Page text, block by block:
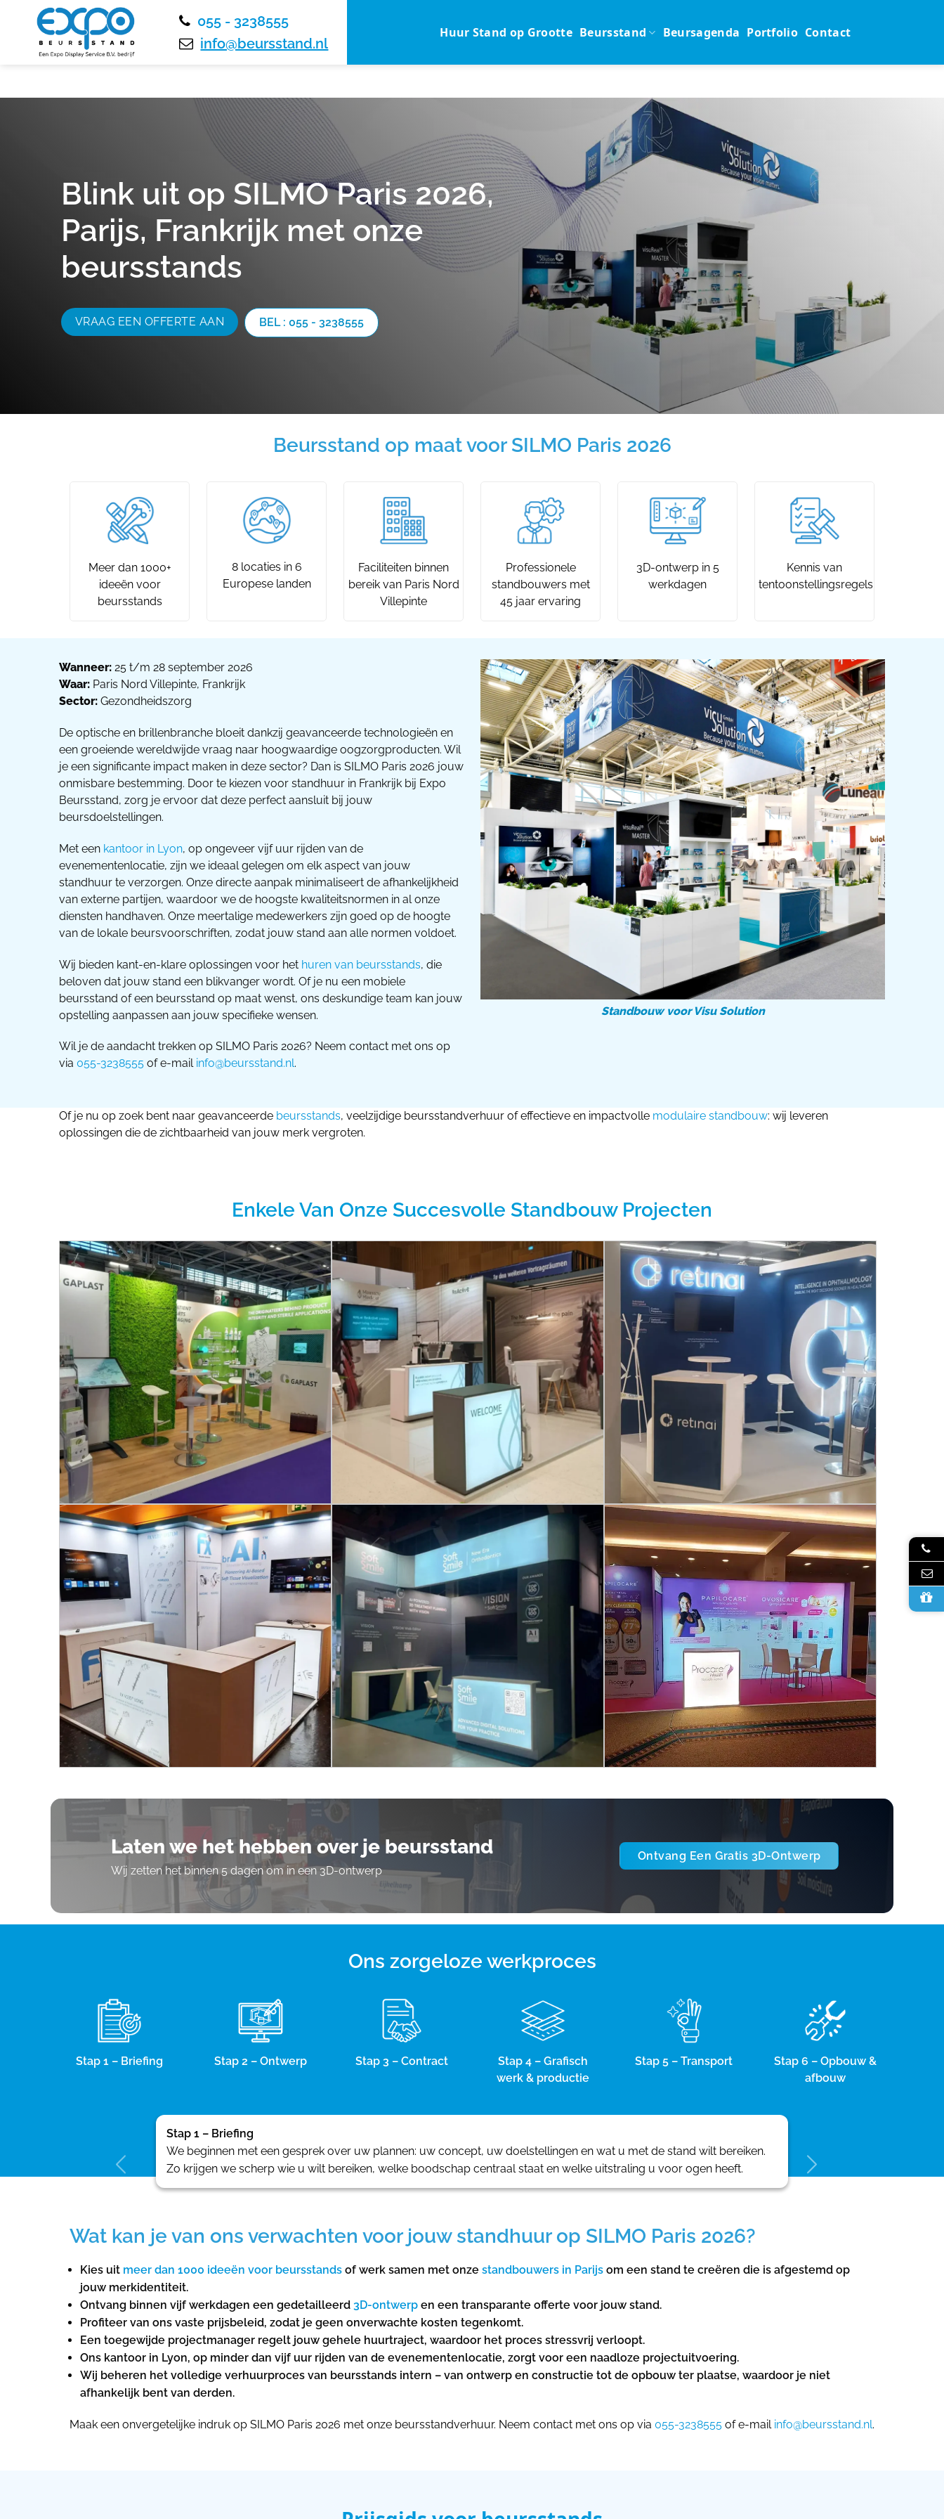
055 - 3238555
info@beursstand.nl
Huur Stand op Grootte Beursstand Beursagenda Portfolio Contact
Blink uit op SILMO Paris 2026,
Parijs, Frankrijk met onze
beursstands
VRAAG EEN OFFERTE AAN BEL : 055 - 3238555
Beursstand op maat voor SILMO Paris 2026
Meer dan 1000+
ideeën voor
beursstands
8 locaties in 6
Europese landen
Faciliteiten binnen
bereik van Paris Nord
Villepinte
Professionele
standbouwers met
45 jaar ervaring
3D-ontwerp in 5
werkdagen
Kennis van
tentoonstellingsregels
Wanneer: 25 t/m 28 september 2026
Waar: Paris Nord Villepinte, Frankrijk
Sector: Gezondheidszorg
De optische en brillenbranche bloeit dankzij geavanceerde technologieën en
een groeiende wereldwijde vraag naar hoogwaardige oogzorgproducten. Wil
je een significante impact maken in deze sector? Dan is SILMO Paris 2026 jouw
onmisbare bestemming. Door te kiezen voor standhuur in Frankrijk bij Expo
Beursstand, zorg je ervoor dat deze perfect aansluit bij jouw
beursdoelstellingen.
Met een kantoor in Lyon, op ongeveer vijf uur rijden van de
evenementenlocatie, zijn we ideaal gelegen om elk aspect van jouw
standhuur te verzorgen. Onze directe aanpak minimaliseert de afhankelijkheid
van externe partijen, waardoor we de hoogste kwaliteitsnormen in al onze
diensten handhaven. Onze meertalige medewerkers zijn goed op de hoogte
van de lokale beursvoorschriften, zodat jouw stand aan alle normen voldoet.
Wij bieden kant-en-klare oplossingen voor het huren van beursstands, die
beloven dat jouw stand een blikvanger wordt. Of je nu een mobiele
beursstand of een beursstand op maat wenst, ons deskundige team kan jouw
opstelling aanpassen aan jouw specifieke wensen.
Wil je de aandacht trekken op SILMO Paris 2026? Neem contact met ons op
via 055-3238555 of e-mail info@beursstand.nl.
Standbouw voor Visu Solution
Of je nu op zoek bent naar geavanceerde beursstands, veelzijdige beursstandverhuur of effectieve en impactvolle modulaire standbouw: wij leveren
oplossingen die de zichtbaarheid van jouw merk vergroten.
Enkele Van Onze Succesvolle Standbouw Projecten
Laten we het hebben over je beursstand
Wij zetten het binnen 5 dagen om in een 3D-ontwerp
Ontvang Een Gratis 3D-Ontwerp
Ons zorgeloze werkproces
Stap 1 – Briefing Stap 2 – Ontwerp Stap 3 – Contract
Stap 4 – Grafisch
werk & productie
Stap 5 – Transport
Stap 6 – Opbouw &
afbouw
Stap 1 – Briefing
We beginnen met een gesprek over uw plannen: uw concept, uw doelstellingen en wat u met de stand wilt bereiken.
Zo krijgen we scherp wie u wilt bereiken, welke boodschap centraal staat en welke uitstraling u voor ogen heeft.
Wat kan je van ons verwachten voor jouw standhuur op SILMO Paris 2026?
Kies uit meer dan 1000 ideeën voor beursstands of werk samen met onze standbouwers in Parijs om een ​​stand te creëren die is afgestemd op
jouw merkidentiteit.
Ontvang binnen vijf werkdagen een gedetailleerd 3D-ontwerp en een transparante offerte voor jouw stand.
Profiteer van ons vaste prijsbeleid, zodat je geen onverwachte kosten tegenkomt.
Een toegewijde projectmanager regelt jouw gehele huurtraject, waardoor het proces stressvrij verloopt.
Ons kantoor in Lyon, op minder dan vijf uur rijden van de evenementenlocatie, zorgt voor een naadloze projectuitvoering.
Wij beheren het volledige verhuurproces van beursstands intern – van ontwerp en constructie tot de opbouw ter plaatse, waardoor je niet
afhankelijk bent van derden.
Maak een onvergetelijke indruk op SILMO Paris 2026 met onze beursstandverhuur. Neem contact met ons op via 055-3238555 of e-mail info@beursstand.nl.